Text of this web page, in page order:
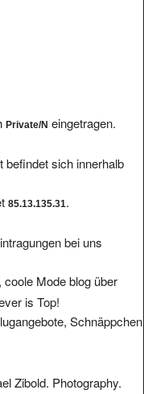
Private/N eingetragen.
befindet sich innerhalb
85.13.135.31.
bei uns
coole Mode blog über
is Top!
Schnäppchen
Zibold. Photography.